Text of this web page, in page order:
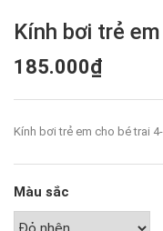
Kính bơi trẻ
185.000₫
Kính bơi trẻ em cho bé trai
Màu sắc